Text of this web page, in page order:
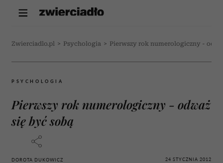
Zwierciadlo.pl > Psychologia > Pierwszy rok numerologiczny -
PSYCHOLOGIA
Pierwszy rok numerologiczny - odważ
się być sobą
DOROTA DUKOWICZ 24 STYCZNIA 2012